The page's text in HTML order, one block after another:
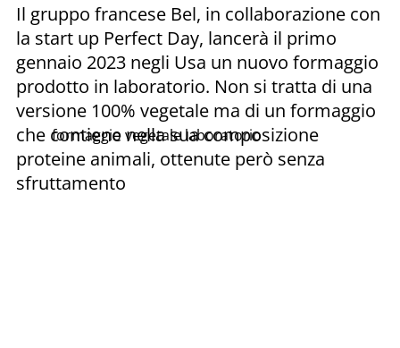
formaggio vegetale laboratorio
Il gruppo francese Bel, in collaborazione con
la start up Perfect Day, lancerà il primo
gennaio 2023 negli Usa un nuovo formaggio
prodotto in laboratorio. Non si tratta di una
versione 100% vegetale ma di un formaggio
che contiene nella sua composizione
proteine animali, ottenute però senza
sfruttamento